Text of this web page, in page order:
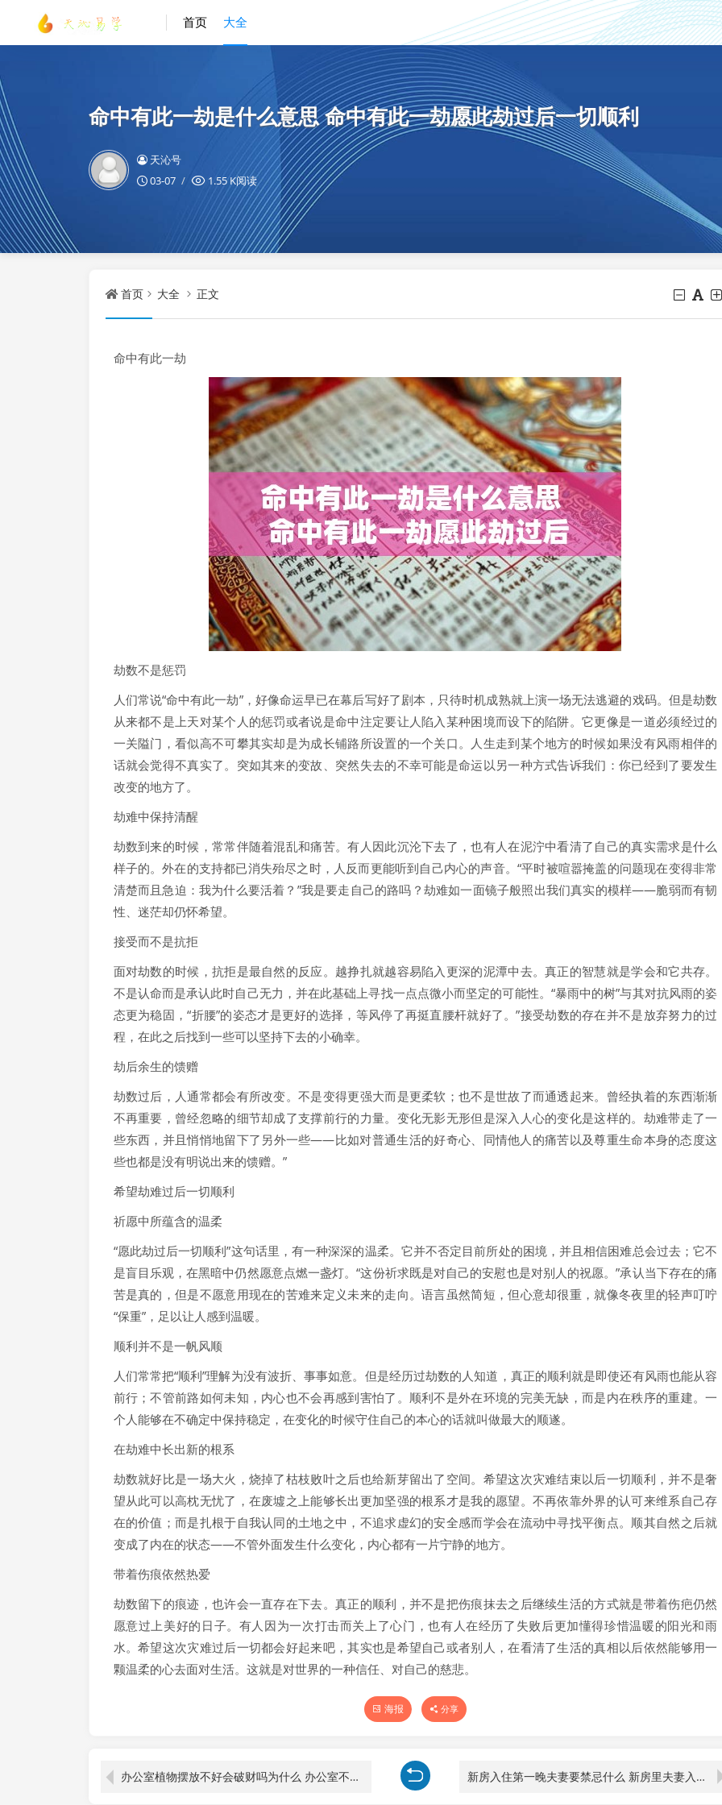
首页 大全
命中有此一劫是什么意思 命中有此一劫愿此劫过后一切顺利
天沁号
03-07
1.55 K阅读
首页 大全 正文
命中有此一劫
劫数不是惩罚
人们常说“命中有此一劫”，好像命运早已在幕后写好了剧本，只待时机成熟就上演一场无法逃避的戏码。但是劫数
从来都不是上天对某个人的惩罚或者说是命中注定要让人陷入某种困境而设下的陷阱。它更像是一道必须经过的
一关隘门，看似高不可攀其实却是为成长铺路所设置的一个关口。人生走到某个地方的时候如果没有风雨相伴的
话就会觉得不真实了。突如其来的变故、突然失去的不幸可能是命运以另一种方式告诉我们：你已经到了要发生
改变的地方了。
劫难中保持清醒
劫数到来的时候，常常伴随着混乱和痛苦。有人因此沉沦下去了，也有人在泥泞中看清了自己的真实需求是什么
样子的。外在的支持都已消失殆尽之时，人反而更能听到自己内心的声音。“平时被喧嚣掩盖的问题现在变得非常
清楚而且急迫：我为什么要活着？”我是要走自己的路吗？劫难如一面镜子般照出我们真实的模样——脆弱而有韧
性、迷茫却仍怀希望。
接受而不是抗拒
面对劫数的时候，抗拒是最自然的反应。越挣扎就越容易陷入更深的泥潭中去。真正的智慧就是学会和它共存。
不是认命而是承认此时自己无力，并在此基础上寻找一点点微小而坚定的可能性。“暴雨中的树”与其对抗风雨的姿
态更为稳固，“折腰”的姿态才是更好的选择，等风停了再挺直腰杆就好了。”接受劫数的存在并不是放弃努力的过
程，在此之后找到一些可以坚持下去的小确幸。
劫后余生的馈赠
劫数过后，人通常都会有所改变。不是变得更强大而是更柔软；也不是世故了而通透起来。曾经执着的东西渐渐
不再重要，曾经忽略的细节却成了支撑前行的力量。变化无影无形但是深入人心的变化是这样的。劫难带走了一
些东西，并且悄悄地留下了另外一些——比如对普通生活的好奇心、同情他人的痛苦以及尊重生命本身的态度这
些也都是没有明说出来的馈赠。”
希望劫难过后一切顺利
祈愿中所蕴含的温柔
“愿此劫过后一切顺利”这句话里，有一种深深的温柔。它并不否定目前所处的困境，并且相信困难总会过去；它不
是盲目乐观，在黑暗中仍然愿意点燃一盏灯。“这份祈求既是对自己的安慰也是对别人的祝愿。”承认当下存在的痛
苦是真的，但是不愿意用现在的苦难来定义未来的走向。语言虽然简短，但心意却很重，就像冬夜里的轻声叮咛
“保重”，足以让人感到温暖。
顺利并不是一帆风顺
人们常常把“顺利”理解为没有波折、事事如意。但是经历过劫数的人知道，真正的顺利就是即使还有风雨也能从容
前行；不管前路如何未知，内心也不会再感到害怕了。顺利不是外在环境的完美无缺，而是内在秩序的重建。一
个人能够在不确定中保持稳定，在变化的时候守住自己的本心的话就叫做最大的顺遂。
在劫难中长出新的根系
劫数就好比是一场大火，烧掉了枯枝败叶之后也给新芽留出了空间。希望这次灾难结束以后一切顺利，并不是奢
望从此可以高枕无忧了，在废墟之上能够长出更加坚强的根系才是我的愿望。不再依靠外界的认可来维系自己存
在的价值；而是扎根于自我认同的土地之中，不追求虚幻的安全感而学会在流动中寻找平衡点。顺其自然之后就
变成了内在的状态——不管外面发生什么变化，内心都有一片宁静的地方。
带着伤痕依然热爱
劫数留下的痕迹，也许会一直存在下去。真正的顺利，并不是把伤痕抹去之后继续生活的方式就是带着伤疤仍然
愿意过上美好的日子。有人因为一次打击而关上了心门，也有人在经历了失败后更加懂得珍惜温暖的阳光和雨
水。希望这次灾难过后一切都会好起来吧，其实也是希望自己或者别人，在看清了生活的真相以后依然能够用一
颗温柔的心去面对生活。这就是对世界的一种信任、对自己的慈悲。
海报 分享
办公室植物摆放不好会破财吗为什么 办公室不当植物摆放会破财吗 新房入住第一晚夫妻要禁忌什么 新房里夫妻入住第一晚要注意什么